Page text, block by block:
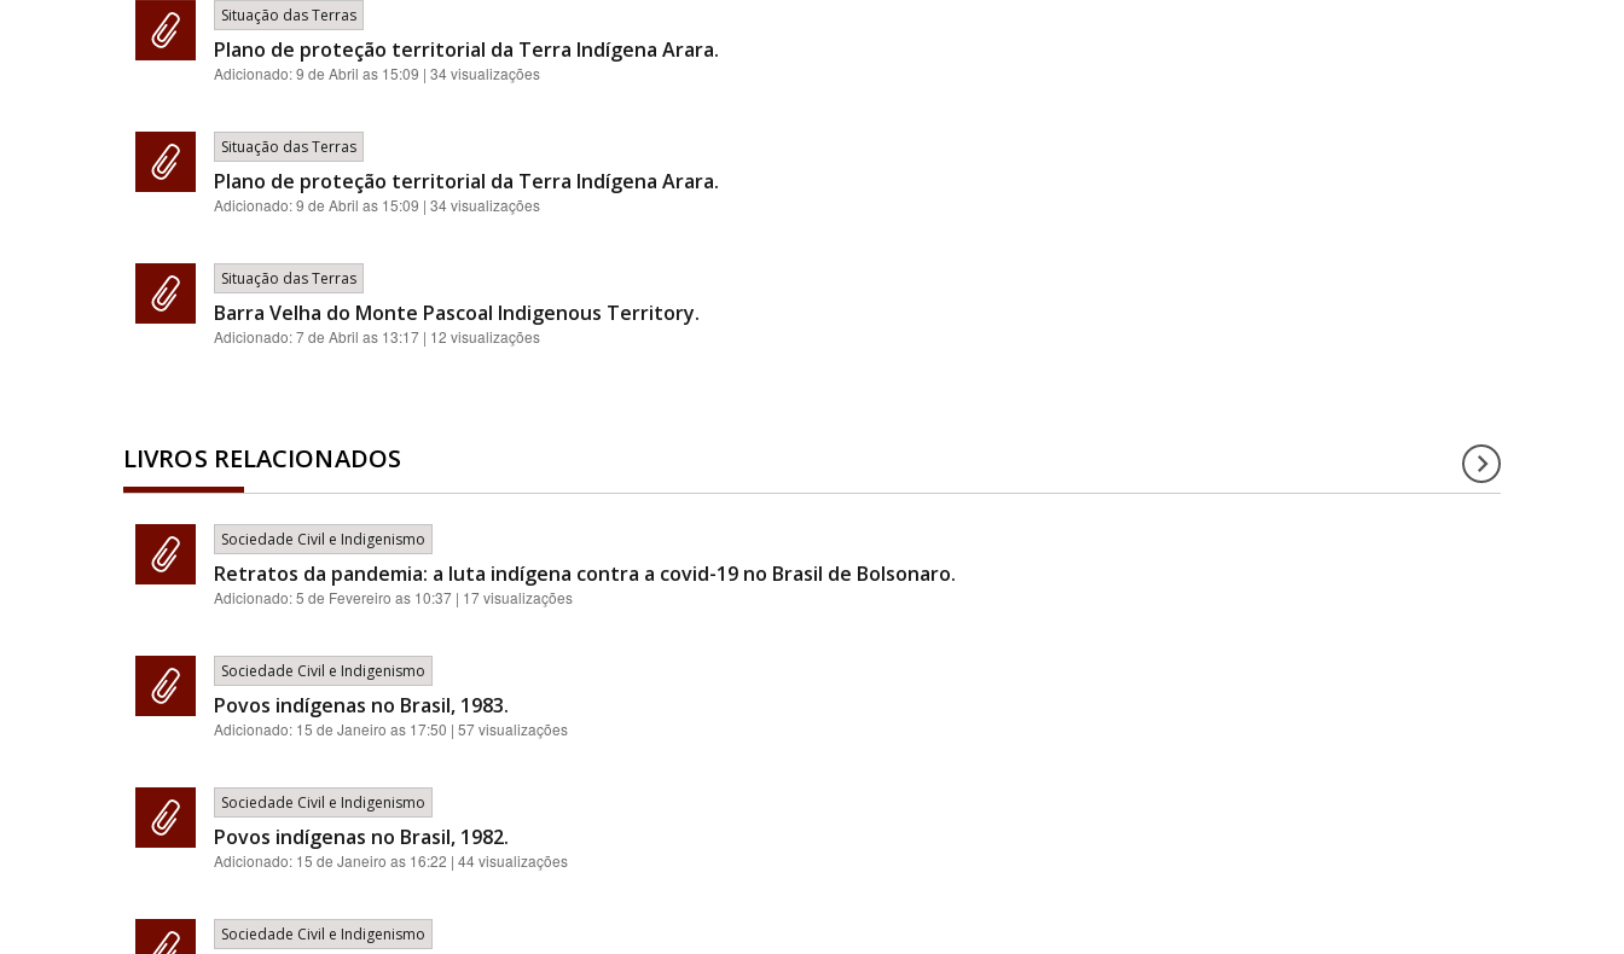
Situação das Terras
Plano de proteção territorial da Terra Indígena Arara.
Adicionado:9 de Abril as 15:09 | 34 visualizações
Situação das Terras
Plano de proteção territorial da Terra Indígena Arara.
Adicionado:9 de Abril as 15:09 | 34 visualizações
Situação das Terras
Barra Velha do Monte Pascoal Indigenous Territory.
Adicionado:7 de Abril as 13:17 | 12 visualizações
LIVROS RELACIONADOS
Sociedade Civil e Indigenismo
Retratos da pandemia: a luta indígena contra a covid-19 no Brasil de Bolsonaro.
Adicionado:5 de Fevereiro as 10:37 | 17 visualizações
Sociedade Civil e Indigenismo
Povos indígenas no Brasil, 1983.
Adicionado: 15 de Janeiro as 17:50 | 57 visualizações
Sociedade Civil e Indigenismo
Povos indígenas no Brasil, 1982.
Adicionado: 15 de Janeiro as 16:22 | 44 visualizações
Sociedade Civil e Indigenismo